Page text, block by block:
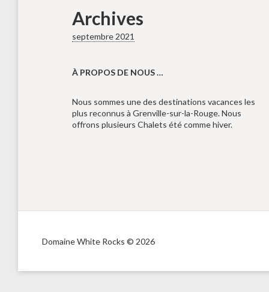
Archives
septembre 2021
À PROPOS DE NOUS …
Nous sommes une des destinations vacances les
plus reconnus à Grenville-sur-la-Rouge. Nous
offrons plusieurs Chalets été comme hiver.
Domaine White Rocks © 2026